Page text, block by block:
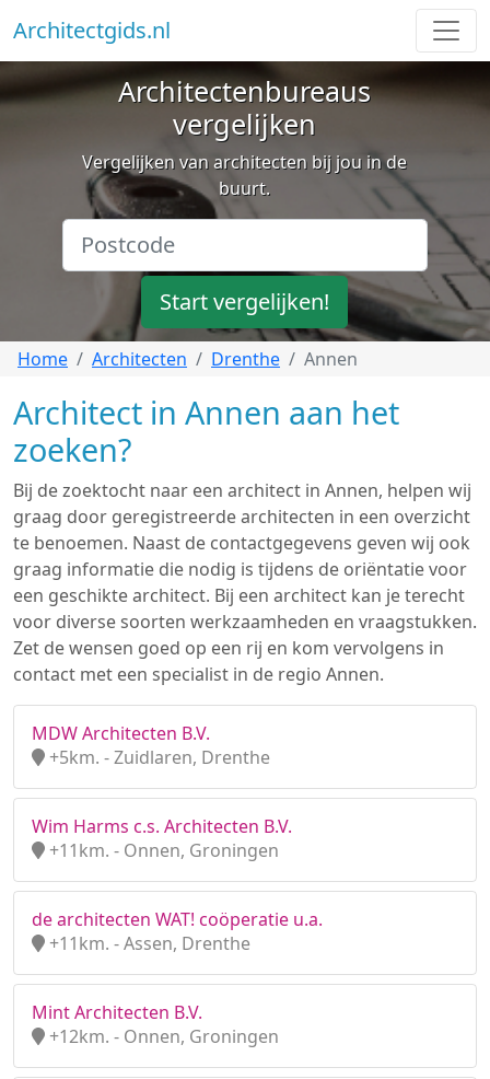
Architectgids.nl
Architectenbureaus
vergelijken
Vergelijken van architecten bij jou in de
buurt.
Start vergelijken!
Home Architecten Drenthe Annen
Architect in Annen aan het
zoeken?
Bij de zoektocht naar een architect in Annen, helpen wij
graag door geregistreerde architecten in een overzicht
te benoemen. Naast de contactgegevens geven wij ook
graag informatie die nodig is tijdens de oriëntatie voor
een geschikte architect. Bij een architect kan je terecht
voor diverse soorten werkzaamheden en vraagstukken.
Zet de wensen goed op een rij en kom vervolgens in
contact met een specialist in de regio Annen.
MDW Architecten B.V.
+5km. - Zuidlaren, Drenthe
Wim Harms c.s. Architecten B.V.
+11km. - Onnen, Groningen
de architecten WAT! coöperatie u.a.
+11km. - Assen, Drenthe
Mint Architecten B.V.
+12km. - Onnen, Groningen